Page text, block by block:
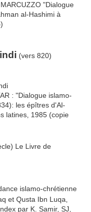
"Dialogue
al-Hashimi à
(vers 820)
: "Dialogue islamo-
les épîtres d'Al-
latines, 1985 (copie
Le Livre de
islamo-chrétienne
et Qusta Ibn Luqa,
par K. Samir, SJ,